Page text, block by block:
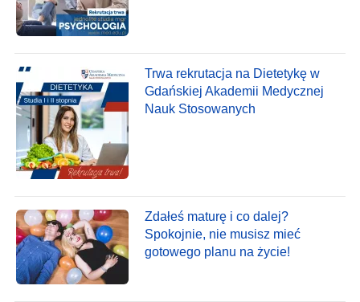
Trwa rekrutacja na Dietetykę w
Gdańskiej Akademii Medycznej
Nauk Stosowanych
Zdałeś maturę i co dalej?
Spokojnie, nie musisz mieć
gotowego planu na życie!